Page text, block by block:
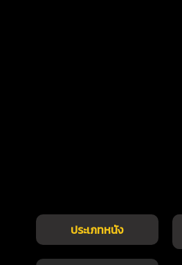
ประเภทหนัง